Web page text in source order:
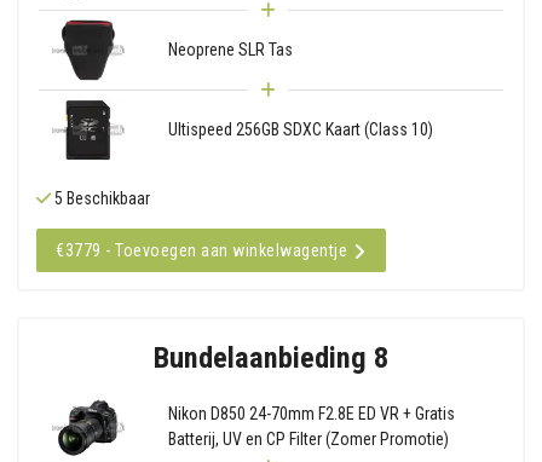
Neoprene SLR Tas
Ultispeed 256GB SDXC Kaart (Class 10)
5 Beschikbaar
€3779 - Toevoegen aan winkelwagentje
Bundelaanbieding 8
Nikon D850 24-70mm F2.8E ED VR + Gratis
Batterij, UV en CP Filter (Zomer Promotie)